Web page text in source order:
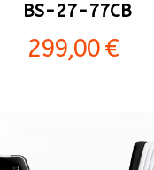
BS-27-77CB
299,00 €